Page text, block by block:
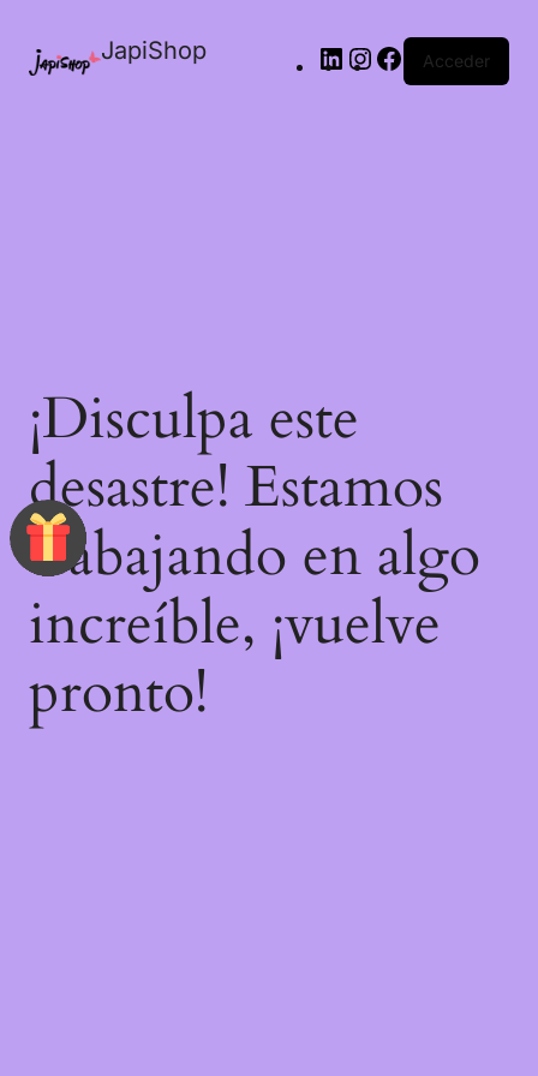
JapiShop Acceder
¡Disculpa este
desastre! Estamos
trabajando en algo
increíble, ¡vuelve
pronto!